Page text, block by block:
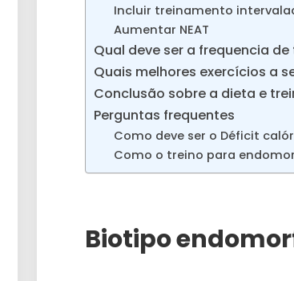
Incluir treinamento
Aumentar NEAT
Qual deve ser a frequencia
Quais melhores exercícios a
Conclusão sobre a dieta e
Perguntas frequentes
Como deve ser o Déficit
Como o treino para
Biotipo